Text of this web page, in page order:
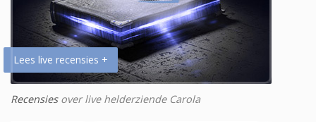
Lees live recensies +
Recensiesover live helderziende Carola